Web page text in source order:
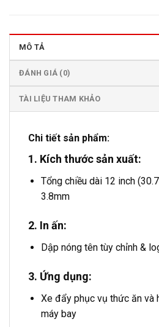
MÔ TẢ
ĐÁNH GIÁ (0)
TÀI LIỆU THAM KHẢO
Chi tiết sản phẩm:
1. Kích thước sản xuất:
Tổng chiều dài 12 inch
3.8mm
2. In ấn:
Dập nóng tên tùy chỉnh &
3. Ứng dụng:
Xe đẩy phục vụ thức ăn và
máy bay